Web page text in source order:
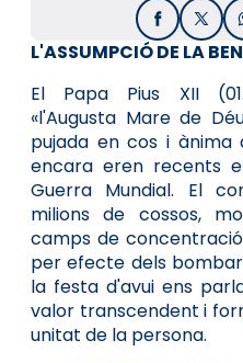
Facebook
X /
L'ASSUMPCIÓ DE LA
El Papa Pius XII
«l'Augusta Mare de
pujada en cos i
encara eren recents
Guerra Mundial. El
milions de cossos,
camps de
per efecte dels
la festa d'avui ens
valor transcendent i
unitat de la persona.